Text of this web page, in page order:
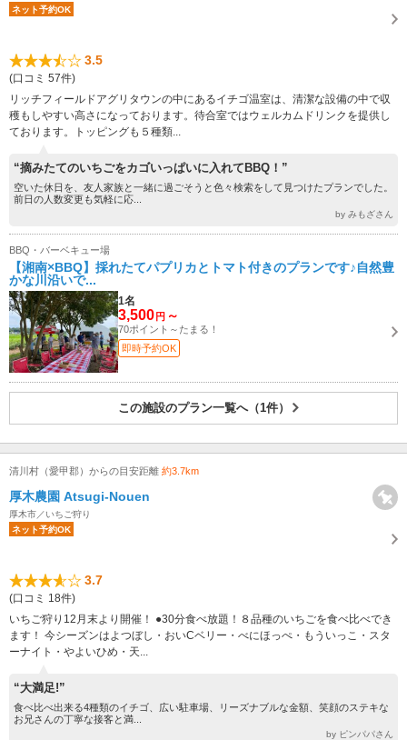
ネット予約OK
3.5
(口コミ 57件)
リッチフィールドアグリタウンの中にあるイチゴ温室は、清潔な設備の中で収
穫もしやすい高さになっております。待合室ではウェルカムドリンクを提供し
ております。トッピングも５種類...
“摘みたてのいちごをカゴいっぱいに入れてBBQ！”
空いた休日を、友人家族と一緒に過ごそうと色々検索をして見つけたプランでした。
前日の人数変更も気軽に応...
by みもざさん
BBQ・バーベキュー場
【湘南×BBQ】採れたてパプリカとトマト付きのプランです♪自然豊
かな川沿いで...
1名
3,500 円 ～
70ポイント～たまる！
即時予約OK
この施設のプラン一覧へ（1件）
清川村（愛甲郡）からの目安距離 約3.7km
厚木農園 Atsugi-Nouen
厚木市／いちご狩り
ネット予約OK
3.7
(口コミ 18件)
いちご狩り12月末より開催！ ●30分食べ放題！８品種のいちごを食べ比べでき
ます！ 今シーズンはよつぼし・おいCベリー・べにほっぺ・もういっこ・スタ
ーナイト・やよいひめ・天...
“大満足!”
食べ比べ出来る4種類のイチゴ、広い駐車場、リーズナブルな金額、笑顔のステキな
お兄さんの丁寧な接客と満...
by ピンパパさん